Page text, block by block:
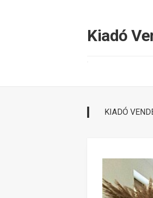
Kiadó
KIADÓ